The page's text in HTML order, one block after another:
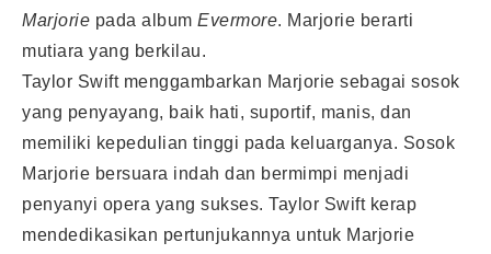
Marjorie pada album Evermore. Marjorie berarti
mutiara yang berkilau.
Taylor Swift menggambarkan Marjorie sebagai sosok
yang penyayang, baik hati, suportif, manis, dan
memiliki kepedulian tinggi pada keluarganya. Sosok
Marjorie bersuara indah dan bermimpi menjadi
penyanyi opera yang sukses. Taylor Swift kerap
mendedikasikan pertunjukannya untuk Marjorie